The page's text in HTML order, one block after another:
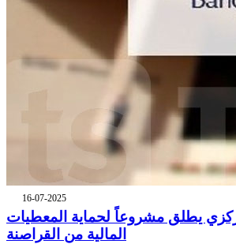
16-07-2025
يطلق مشروعاً لحماية المعطيات
المالية من القراصنة